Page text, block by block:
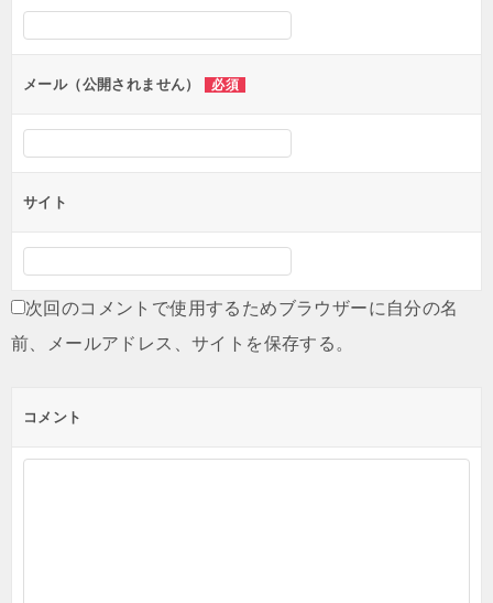
シ
ンメール（公開されません） 必須
サイト
次回のコメントで使用するためブラウザーに自分の名
前、メールアドレス、サイトを保存する。
コメント